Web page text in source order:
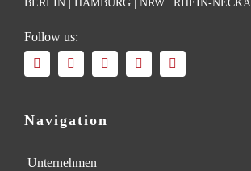
BERLIN | HAMBURG | NRW | RHEIN-
Follow us:
Navigation
Unternehmen